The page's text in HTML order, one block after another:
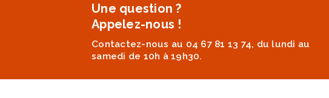
Une question ?
Appelez-nous !
Contactez-nous au 04 67 81 13 74, du lundi au
samedi de 10h à 19h30.